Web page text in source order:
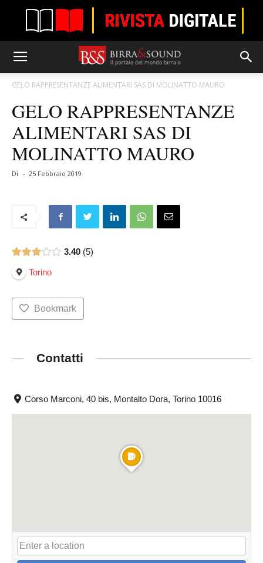
GELO RAPPRESENTANZE ALIMENTARI SAS DI MOLINATTO MAURO
GELO RAPPRESENTANZE
ALIMENTARI SAS DI
MOLINATTO MAURO
Di - 25 Febbraio 2019
3.40 5
Torino
Bookmark
Contatti
Corso Marconi, 40 bis, Montalto Dora, Torino 10016